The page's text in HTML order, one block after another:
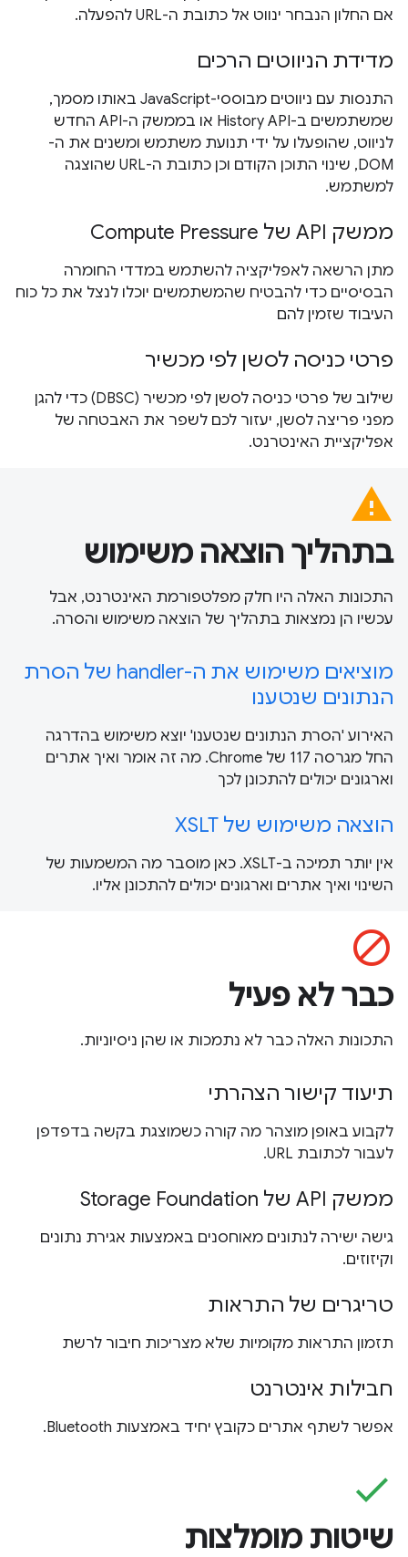
אם החלון הנבחר ינווט אל כתובת ה-URL להפעלה.
מדידת הניווטים הרכים
התנסות עם ניווטים מבוססי-JavaScript באותו מסמך,
שמשתמשים ב-History API או בממשק ה-API החדש
לניווט, שהופעלו על ידי תנועת משתמש ומשנים את ה-
DOM, שינוי התוכן הקודם וכן כתובת ה-URL שהוצגה
למשתמש.
ממשק API של Compute Pressure
מתן הרשאה לאפליקציה להשתמש במדדי החומרה
הבסיסיים כדי להבטיח שהמשתמשים יוכלו לנצל את כל כוח
העיבוד שזמין להם
פרטי כניסה לסשן לפי מכשיר
שילוב של פרטי כניסה לסשן לפי מכשיר (DBSC) כדי להגן
מפני פריצה לסשן, יעזור לכם לשפר את האבטחה של
אפליקציית האינטרנט.
warning
בתהליך הוצאה משימוש
התכונות האלה היו חלק מפלטפורמת האינטרנט, אבל
עכשיו הן נמצאות בתהליך של הוצאה משימוש והסרה.
מוציאים משימוש את ה-handler של הסרת
הנתונים שנטענו
האירוע 'הסרת הנתונים שנטענו' יוצא משימוש בהדרגה
החל מגרסה 117 של Chrome. מה זה אומר ואיך אתרים
וארגונים יכולים להתכונן לכך
הוצאה משימוש של XSLT
אין יותר תמיכה ב-XSLT. כאן מוסבר מה המשמעות של
השינוי ואיך אתרים וארגונים יכולים להתכונן אליו.
block
כבר לא פעיל
התכונות האלה כבר לא נתמכות או שהן ניסיוניות.
תיעוד קישור הצהרתי
לקבוע באופן מוצהר מה קורה כשמוצגת בקשה בדפדפן
לעבור לכתובת URL.
ממשק API של Storage Foundation
גישה ישירה לנתונים מאוחסנים באמצעות אגירת נתונים
וקיזוזים.
טריגרים של התראות
תזמון התראות מקומיות שלא מצריכות חיבור לרשת
חבילות אינטרנט
אפשר לשתף אתרים כקובץ יחיד באמצעות Bluetooth.
check
שיטות מומלצות